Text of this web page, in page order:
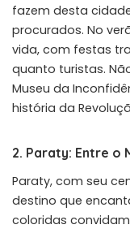
fazem desta
procurados. No
vida, com festas
quanto turistas.
Museu da
história da
2. Paraty: Entre o
Paraty, com seu
destino que
coloridas